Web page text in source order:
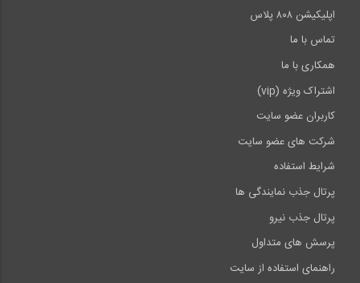
اپلیکیشن ۸۰۸ پلاس
تماس با ما
همکاری با ما
اشتراک ویژه (vip)
کاربران عضو سایت
شرکت های عضو سایت
شرایط استفاده
پرتال جذب نمایندگی ها
پرتال جذب نیرو
پرسش های متداول
راهنمای استفاده از سایت